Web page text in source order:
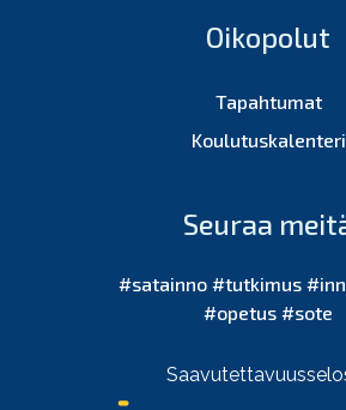
Oikopolut
Tapahtumat
Koulutuskalenteri
Seuraa
#satainno #tutkimus
#opetus #sote